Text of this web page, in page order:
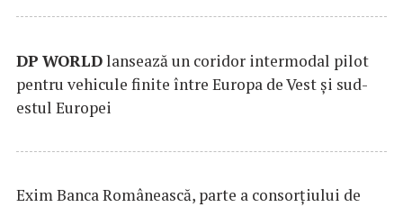
DP WORLDlansează un coridor intermodal pilot
pentru vehicule finite între Europa de Vest și sud-
estul Europei
Exim Banca Românească, parte a consorțiului de